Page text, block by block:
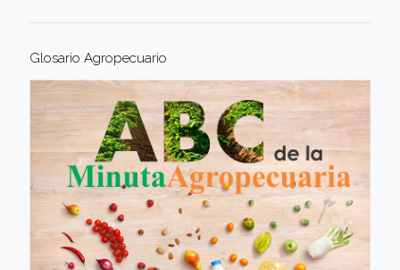
Glosario Agropecuario